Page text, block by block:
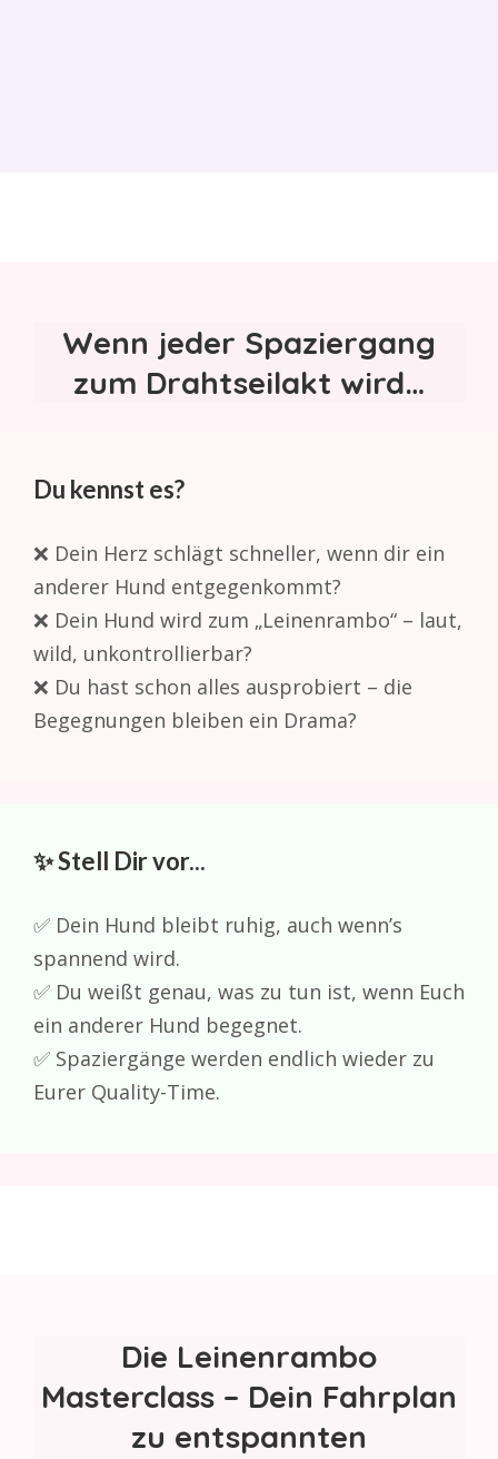
Wenn jeder Spaziergang
zum Drahtseilakt wird…
Du kennst es?
❌ Dein Herz schlägt schneller, wenn dir ein
anderer Hund entgegenkommt?
❌ Dein Hund wird zum „Leinenrambo“ – laut,
wild, unkontrollierbar?
❌ Du hast schon alles ausprobiert – die
Begegnungen bleiben ein Drama?
✨ Stell Dir vor...
✅ Dein Hund bleibt ruhig, auch wenn’s
spannend wird.
✅ Du weißt genau, was zu tun ist, wenn Euch
ein anderer Hund begegnet.
✅ Spaziergänge werden endlich wieder zu
Eurer Quality-Time.
Die Leinenrambo
Masterclass – Dein Fahrplan
zu entspannten